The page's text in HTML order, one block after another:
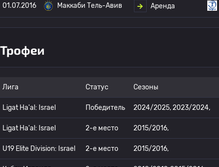
01.07.2016 Маккаби Тель-Авив Аренда
Трофеи
Лига Статус Сезоны
Ligat Ha'al: Israel Победитель 2024/2025, 2023/2024,
Ligat Ha'al: Israel 2-е место 2015/2016,
U19 Elite Division: Israel 2-е место 2015/2016,